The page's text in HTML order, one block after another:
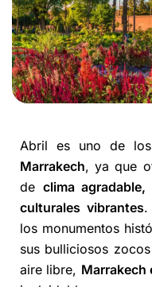
Abril es uno de los
Marrakech, ya que
de clima
culturales vibrantes.
los monumentos
sus bulliciosos
aire libre, Marrakech